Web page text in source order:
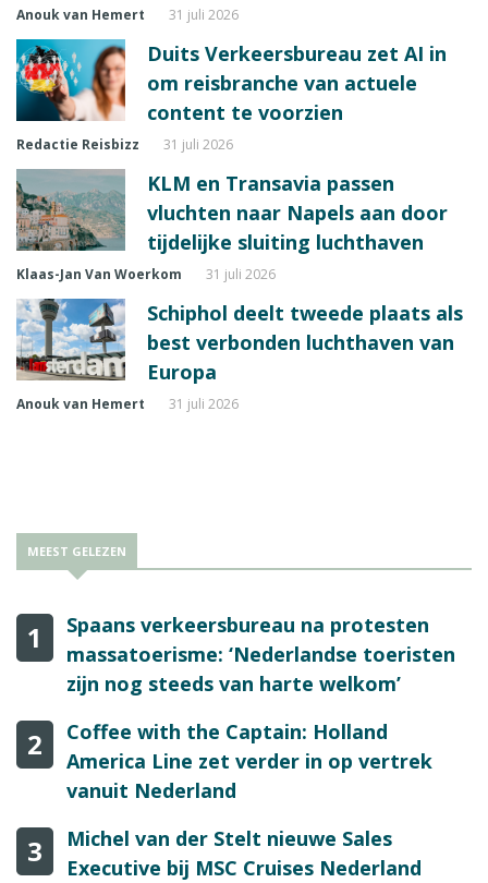
Anouk van Hemert 31 juli 2026
Duits Verkeersbureau zet AI in
om reisbranche van actuele
content te voorzien
Redactie Reisbizz 31 juli 2026
KLM en Transavia passen
vluchten naar Napels aan door
tijdelijke sluiting luchthaven
Klaas-Jan Van Woerkom 31 juli 2026
Schiphol deelt tweede plaats als
best verbonden luchthaven van
Europa
Anouk van Hemert 31 juli 2026
MEEST GELEZEN
1
Spaans verkeersbureau na protesten
massatoerisme: ‘Nederlandse toeristen
zijn nog steeds van harte welkom’
2
Coffee with the Captain: Holland
America Line zet verder in op vertrek
vanuit Nederland
3
Michel van der Stelt nieuwe Sales
Executive bij MSC Cruises Nederland